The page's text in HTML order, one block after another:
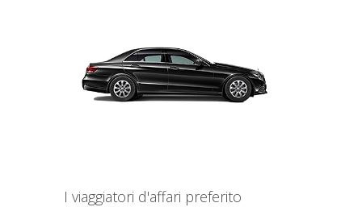
I viaggiatori d'affari preferito